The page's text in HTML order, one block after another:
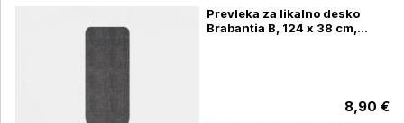
Prevleka za likalno desko
Brabantia B, 124 x 38 cm,
8,90 €